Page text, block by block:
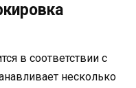
в соответствии с
несколько